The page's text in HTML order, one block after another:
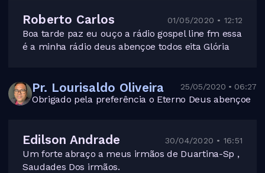
Roberto Carlos 01/05/2020 • 12:12
Boa tarde paz eu ouço a rádio gospel line fm essa
é a minha rádio deus abençoe todos eita Glória
Pr. Lourisaldo Oliveira 25/05/2020 • 06:27
Obrigado pela preferência o Eterno Deus abençoe
Edilson Andrade 30/04/2020 • 16:51
Um forte abraço a meus irmãos de Duartina-Sp ,
Saudades Dos irmãos.